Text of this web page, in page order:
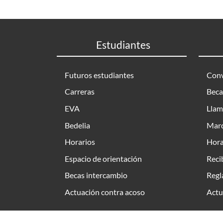
Estudiantes
Futuros estudiantes
Carreras
EVA
Bedelia
Horarios
Espacio de orientación
Becas intercambio
Actuación contra acoso